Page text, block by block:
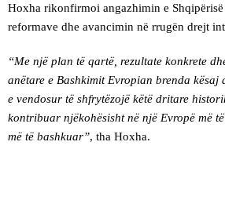
Hoxha rikonfirmoi angazhimin e Shqipërisë
reformave dhe avancimin në rrugën drejt
“Me një plan të qartë, rezultate konkrete
anëtare e Bashkimit Evropian brenda kësaj
e vendosur të shfrytëzojë këtë dritare
kontribuar njëkohësisht në një Evropë më
më të bashkuar”, tha Hoxha.